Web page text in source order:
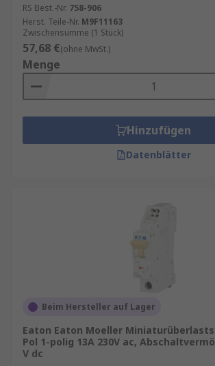
RS Best.-Nr. 758-906
Herst. Teile-Nr. M9F11163
Zwischensumme (1 Stück)
57,68 €(ohne MwSt.)
Menge
Hinzufügen
Datenblätter
Beim Hersteller auf Lager
Eaton Eaton Moeller
Pol 1-polig 13A 230V ac,
V dc